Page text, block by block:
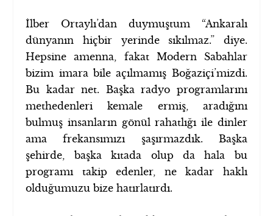
İlber Ortaylı’dan duymuştum “Ankaralı
dünyanın hiçbir yerinde sıkılmaz.” diye.
Hepsine amenna, fakat Modern Sabahlar
bizim imara bile açılmamış Boğaziçi’mizdi.
Bu kadar net. Başka radyo programlarını
methedenleri kemale ermiş, aradığını
bulmuş insanların gönül rahatlığı ile dinler
ama frekansımızı şaşırmazdık. Başka
şehirde, başka kıtada olup da hala bu
programı takip edenler, ne kadar haklı
olduğumuzu bize hatırlatırdı.